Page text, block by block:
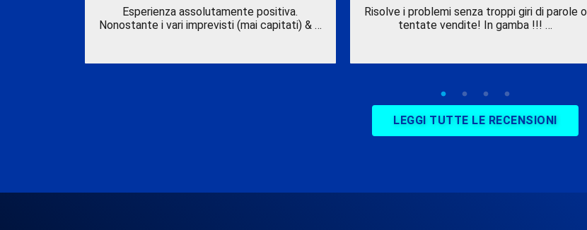
Esperienza assolutamente positiva.
Nonostante i vari imprevisti (mai capitati) & …
Risolve i problemi senza troppi giri di parole o
tentate vendite! In gamba !!! …
LEGGI TUTTE LE RECENSIONI